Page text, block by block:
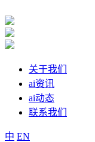
关于我们
ai资讯
ai动态
联系我们
中 EN